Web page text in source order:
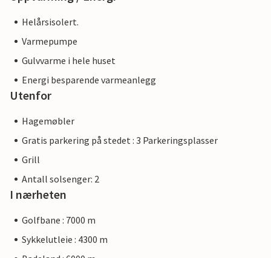
Helårsisolert.
Varmepumpe
Gulvvarme i hele huset
Energi besparende varmeanlegg
Utenfor
Hagemøbler
Gratis parkering på stedet : 3 Parkeringsplasser
Grill
Antall solsenger: 2
I nærheten
Golfbane : 7000 m
Sykkelutleie : 4300 m